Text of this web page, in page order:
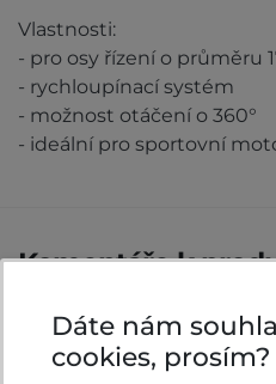
Vlastnosti:
- pro osy řízení o průměru
- rychloupínací systém
- možnost otáčení o 360°
- ideální pro sportovní
Komentáře k
Máte otázky k
INTERPHONE pro
Dáte nám
cookies, prosím?